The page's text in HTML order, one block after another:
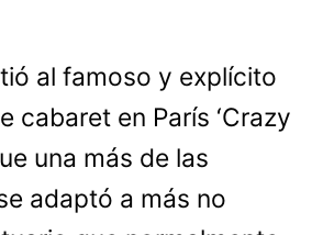
al famoso y explícito
cabaret en París ‘Crazy
una más de las
adaptó a más no